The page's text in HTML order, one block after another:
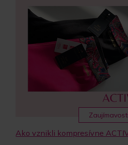
Zaujímavosti
Ako vznikli kompresívne